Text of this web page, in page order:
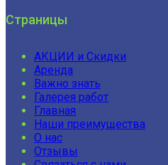
Страницы
АКЦИИ и Скидки
Аренда
Важно знать
Галерея работ
Главная
Наши преимущества
О нас
Отзывы